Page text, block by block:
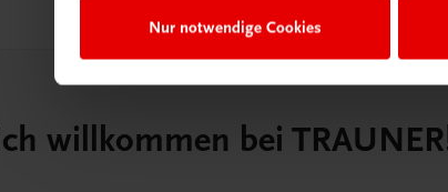
Nur notwendige Cookies
willkommen bei